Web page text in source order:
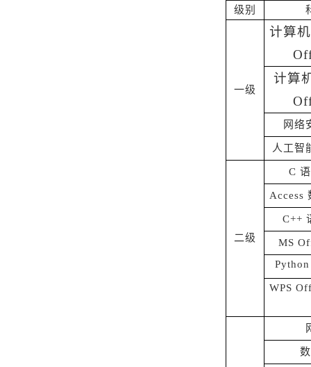
级别
一级
计算
计算
网络
人工智
二级
C
Access
C++
MS
WPS